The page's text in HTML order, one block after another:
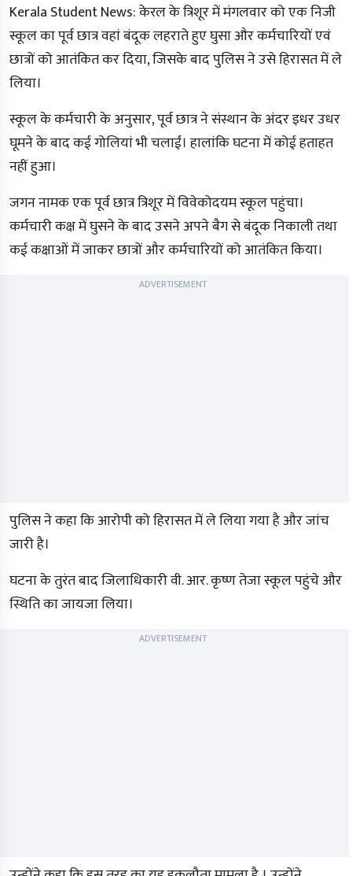
Kerala Student News:केरल के त्रिशूर में मंगलवार को एक निजी
स्कूल का पूर्व छात्र वहां बंदूक लहराते हुए घुसा और कर्मचारियों एवं
छात्रों को आतंकित कर दिया, जिसके बाद पुलिस ने उसे हिरासत में ले
लिया।
स्कूल के कर्मचारी के अनुसार, पूर्व छात्र ने संस्थान के अंदर इधर उधर
घूमने के बाद कई गोलियां भी चलाईं। हालांकि घटना में कोई हताहत
नहीं हुआ।
जगन नामक एक पूर्व छात्र त्रिशूर में विवेकोदयम स्कूल पहुंचा।
कर्मचारी कक्ष में घुसने के बाद उसने अपने बैग से बंदूक निकाली तथा
कई कक्षाओं में जाकर छात्रों और कर्मचारियों को आतंकित किया।
ADVERTISEMENT
पुलिस ने कहा कि आरोपी को हिरासत में ले लिया गया है और जांच
जारी है।
घटना के तुरंत बाद जिलाधिकारी वी. आर. कृष्ण तेजा स्कूल पहुंचे और
स्थिति का जायजा लिया।
ADVERTISEMENT